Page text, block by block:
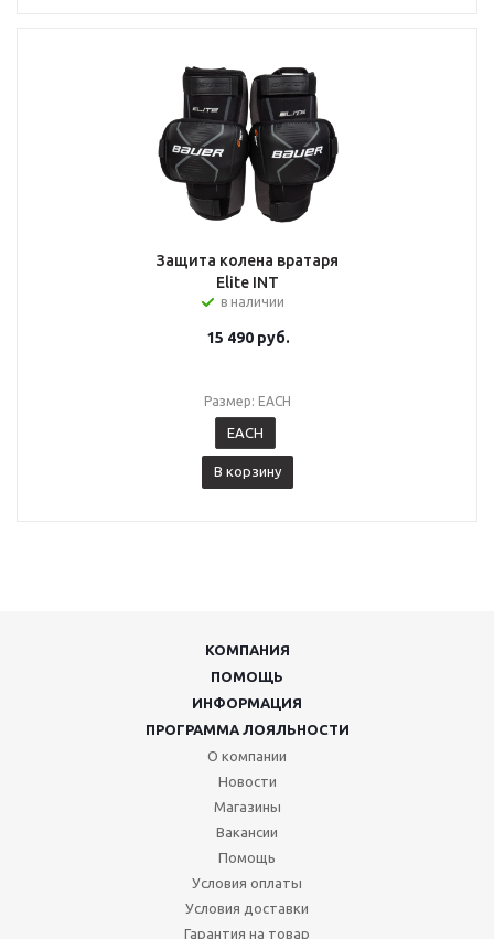
Защита колена вратаря
Elite INT
в наличии
15 490руб.
Размер: EACH
EACH
В корзину
КОМПАНИЯ
ПОМОЩЬ
ИНФОРМАЦИЯ
ПРОГРАММА ЛОЯЛЬНОСТИ
О компании
Новости
Магазины
Вакансии
Помощь
Условия оплаты
Условия доставки
Гарантия на товар